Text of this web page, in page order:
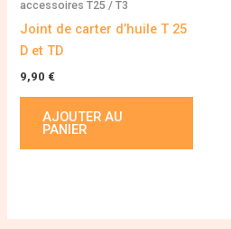
accessoires T25 / T3
Joint de carter d’huile T 25
D et TD
9,90 €
AJOUTER AU
PANIER